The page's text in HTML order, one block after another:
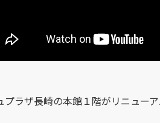
プラザ長崎の本館１階がリニュー